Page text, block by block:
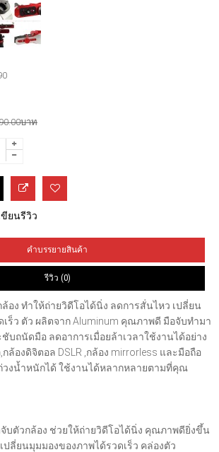
บาท
ขียนรีวิว
คำบรรยายสินค้า
รีวิว (0)
อง ทำให้ถ่ายวิดีโอได้นิ่ง ลดการสั่นไหว เปลี่ยน
ร็ว ตัว ผลิตจาก Aluminum คุณภาพดี มือจับทำมา
ชับถนัดมือ ลดอาการเมื่อยล้าเวลาใช้งานได้อย่าง
ล้องดิจิตอล DSLR ,กล้อง mirrorless และมือถือ
งน้ำหนักได้ ใช้งานได้หลากหลายตามที่คุณ
บตัวกล้อง ช่วยให้ถ่ายวิดีโอได้นิ่ง คุณภาพดียิ่งขึ้น
ปลี่ยนมุมมองของภาพได้รวดเร็ว คล่องตัว